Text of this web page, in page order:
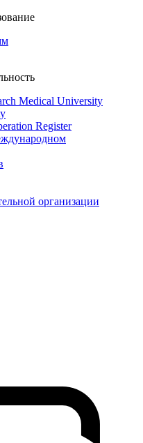
Medical University
Register
организации